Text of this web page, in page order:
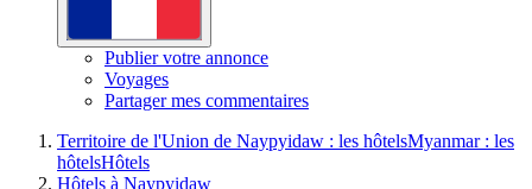
Publier votre annonce
Voyages
Partager mes commentaires
Territoire de l'Union de Naypyidaw : les hôtelsMyanmar : les
hôtelsHôtels
Hôtels à Naypyidaw